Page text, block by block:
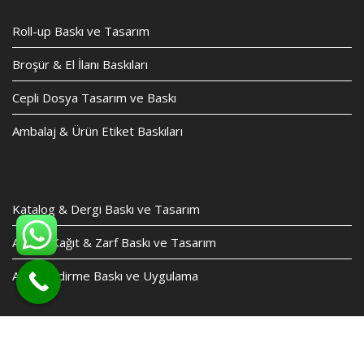
Roll-up Baskı ve Tasarım
Broşür & El İlanı Baskıları
Cepli Dosya Tasarım ve Baskı
Ambalaj & Ürün Etiket Baskıları
Katalog & Dergi Baskı ve Tasarım
Antetli Kağıt & Zarf Baskı ve Tasarım
Araç Giydirme Baskı ve Uygulama